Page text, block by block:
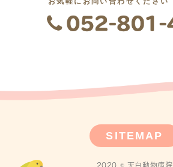
SITEMAP
2020 © 天白動物病院